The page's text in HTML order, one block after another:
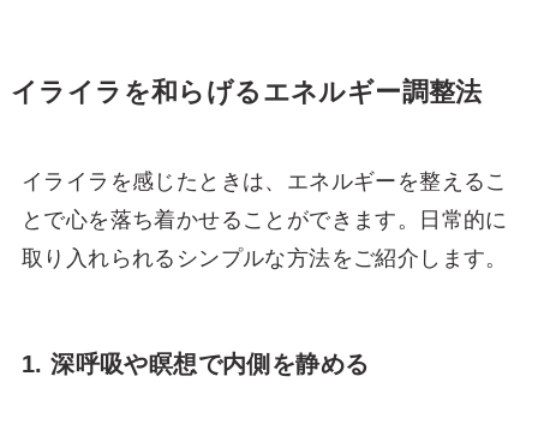
イライラを和らげるエネルギー調整法
イライラを感じたときは、エネルギーを整えるこ
とで心を落ち着かせることができます。日常的に
取り入れられるシンプルな方法をご紹介します。
1. 深呼吸や瞑想で内側を静める